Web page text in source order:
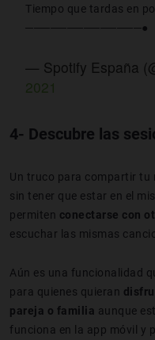
Tiempo que tardas en
──────────────●
— Spotify España
2021
4- Descubre las
Un truco para compartir tu
sin tener que estar en el
permiten conectarse con
escuchar las mismas
Aún es una funcionalidad
para quienes quieran
pareja o familia aunque
funciona en la app móvil y